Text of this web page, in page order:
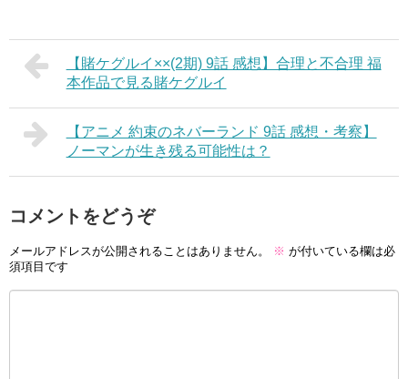
【賭ケグルイ××(2期) 9話 感想】合理と不合理 福
本作品で見る賭ケグルイ
【アニメ 約束のネバーランド 9話 感想・考察】
ノーマンが生き残る可能性は？
コメントをどうぞ
メールアドレスが公開されることはありません。 ※ が付いている欄は必
須項目です